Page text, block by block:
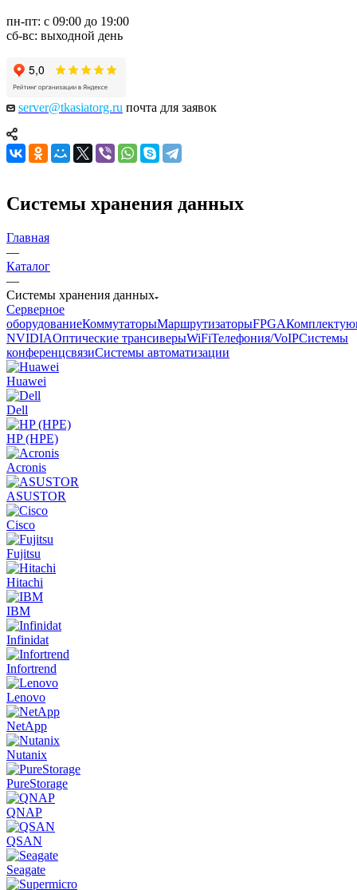
пн-пт: с 09:00 до 19:00
сб-вс: выходной день
server@tkasiatorg.ru почта для заявок
Системы хранения данных
Главная
—
Каталог
—
Системы хранения данных
Серверное
оборудованиеКоммутаторыМаршрутизаторыFPGA
NVIDIAОптические трансиверыWiFiТелефония/VoIPСистемы
конференцсвязиСистемы автоматизации
Huawei
Dell
HP (HPE)
Acronis
ASUSTOR
Cisco
Fujitsu
Hitachi
IBM
Infinidat
Infortrend
Lenovo
NetApp
Nutanix
PureStorage
QNAP
QSAN
Seagate